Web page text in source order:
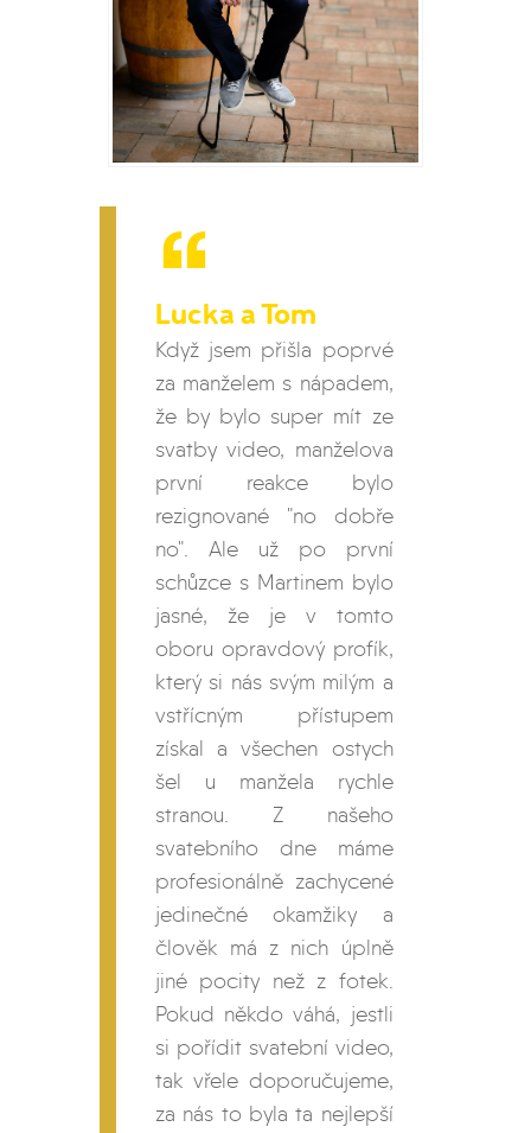
Lucka a Tom
Když jsem přišla poprvé
za manželem s nápadem,
že by bylo super mít ze
svatby video, manželova
první reakce bylo
rezignované "no dobře
no". Ale už po první
schůzce s Martinem bylo
jasné, že je v tomto
oboru opravdový profík,
který si nás svým milým a
vstřícným přístupem
získal a všechen ostych
šel u manžela rychle
stranou. Z našeho
svatebního dne máme
profesionálně zachycené
jedinečné okamžiky a
člověk má z nich úplně
jiné pocity než z fotek.
Pokud někdo váhá, jestli
si pořídit svatební video,
tak vřele doporučujeme,
za nás to byla ta nejlepší